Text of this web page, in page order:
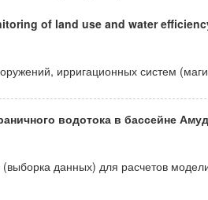
of land use and water
ирригационных систем
водотока в бассейне
данных) для расчетов